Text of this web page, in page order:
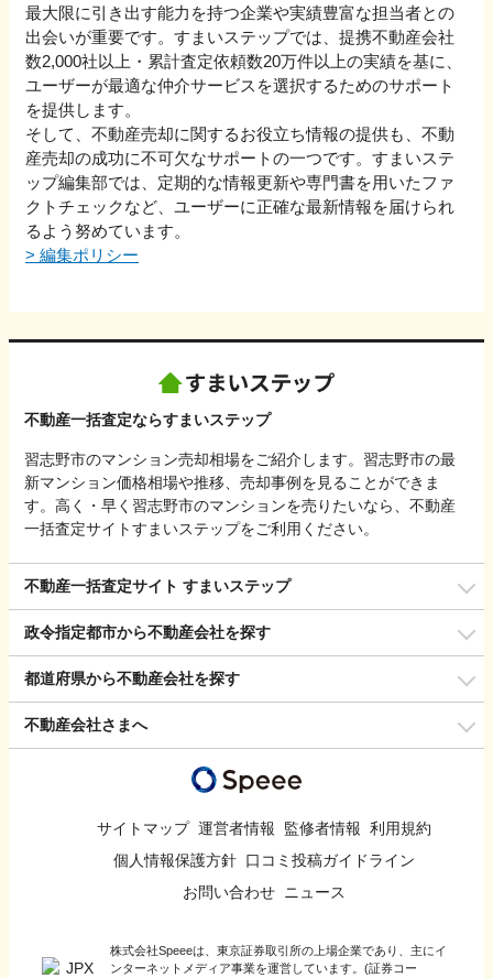
最大限に引き出す能力を持つ企業や実績豊富な担当者との
出会いが重要です。すまいステップでは、提携不動産会社
数2,000社以上・累計査定依頼数20万件以上の実績を基に、
ユーザーが最適な仲介サービスを選択するためのサポート
を提供します。
そして、不動産売却に関するお役立ち情報の提供も、不動
産売却の成功に不可欠なサポートの一つです。すまいステ
ップ編集部では、定期的な情報更新や専門書を用いたファ
クトチェックなど、ユーザーに正確な最新情報を届けられ
るよう努めています。
> 編集ポリシー
不動産一括査定ならすまいステップ
習志野市のマンション売却相場をご紹介します。習志野市の最
新マンション価格相場や推移、売却事例を見ることができま
す。高く・早く習志野市のマンションを売りたいなら、不動産
一括査定サイトすまいステップをご利用ください。
不動産一括査定サイト すまいステップ
政令指定都市から不動産会社を探す
都道府県から不動産会社を探す
不動産会社さまへ
サイトマップ 運営者情報 監修者情報 利用規約
個人情報保護方針 口コミ投稿ガイドライン
お問い合わせ ニュース
株式会社Speeeは、東京証券取引所の上場企業であり、主にイ
ンターネットメディア事業を運営しています。(証券コー